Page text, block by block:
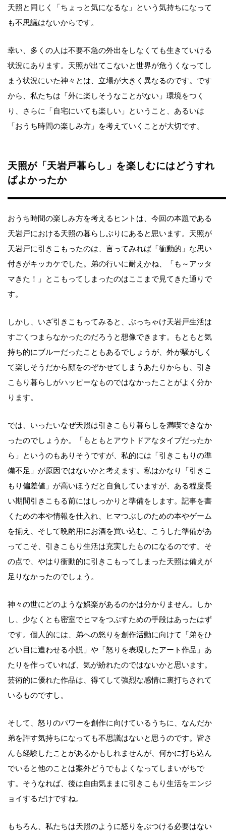
天照と同じく「ちょっと気になるな」という気持ちになって
も不思議はないからです。
幸い、多くの人は不要不急の外出をしなくても生きていける
状況にあります。天照が出てこないと世界が危うくなってし
まう状況にいた神々とは、立場が大きく異なるのです。です
から、私たちは「外に楽しそうなことがない」環境をつく
り、さらに「自宅にいても楽しい」ということ、あるいは
「おうち時間の楽しみ方」を考えていくことが大切です。
天照が「天岩戸暮らし」を楽しむにはどうすれ
ばよかったか
おうち時間の楽しみ方を考えるヒントは、今回の本題である
天岩戸における天照の暮らしぶりにあると思います。天照が
天岩戸に引きこもったのは、言ってみれば「衝動的」な思い
付きがキッカケでした。弟の行いに耐えかね、「も～アッタ
マきた！」とこもってしまったのはここまで見てきた通りで
す。
しかし、いざ引きこもってみると、ぶっちゃけ天岩戸生活は
すごくつまらなかったのだろうと想像できます。もともと気
持ち的にブルーだったこともあるでしょうが、外が騒がしく
て楽しそうだから顔をのぞかせてしまうあたりからも、引き
こもり暮らしがハッピーなものではなかったことがよく分か
ります。
では、いったいなぜ天照は引きこもり暮らしを満喫できなか
ったのでしょうか。「もともとアウトドアなタイプだったか
ら」というのもありそうですが、私的には「引きこもりの準
備不足」が原因ではないかと考えます。私はかなり「引きこ
もり偏差値」が高いほうだと自負していますが、ある程度長
い期間引きこもる前にはしっかりと準備をします。記事を書
くための本や情報を仕入れ、ヒマつぶしのための本やゲーム
を揃え、そして晩酌用にお酒を買い込む。こうした準備があ
ってこそ、引きこもり生活は充実したものになるのです。そ
の点で、やはり衝動的に引きこもってしまった天照は備えが
足りなかったのでしょう。
神々の世にどのような娯楽があるのかは分かりません。しか
し、少なくとも密室でヒマをつぶすための手段はあったはず
です。個人的には、弟への怒りを創作活動に向けて「弟をひ
どい目に遭わせる小説」や「怒りを表現したアート作品」あ
たりを作っていれば、気が紛れたのではないかと思います。
芸術的に優れた作品は、得てして強烈な感情に裏打ちされて
いるものですし。
そして、怒りのパワーを創作に向けているうちに、なんだか
弟を許す気持ちになっても不思議はないと思うのです。皆さ
んも経験したことがあるかもしれませんが、何かに打ち込ん
でいると他のことは案外どうでもよくなってしまいがちで
す。そうなれば、後は自由気ままに引きこもり生活をエンジ
ョイするだけですね。
もちろん、私たちは天照のように怒りをぶつける必要はない